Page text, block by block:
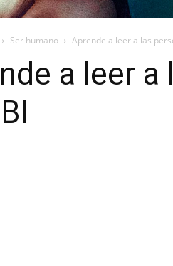
Ser humano Aprende a leer a las
a leer